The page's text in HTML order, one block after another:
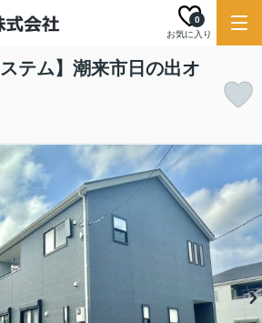
お気に入り
0
テム】潮来市日の出オ